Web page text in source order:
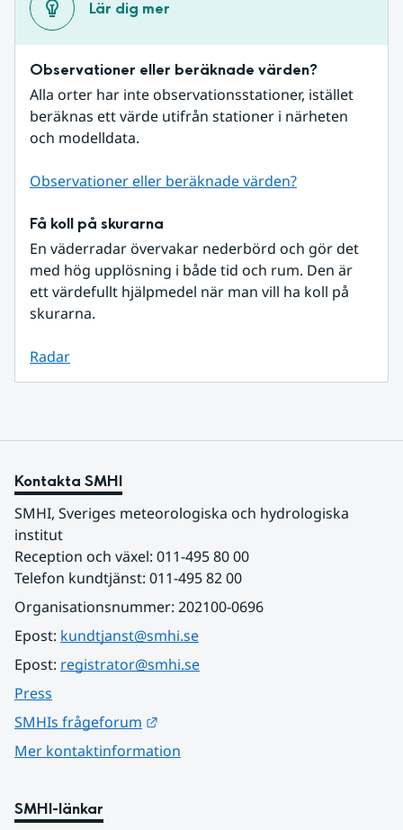
Lär dig mer
Observationer eller beräknade värden?
Alla orter har inte observationsstationer, istället
beräknas ett värde utifrån stationer i närheten
och modelldata.
Observationer eller beräknade värden?
Få koll på skurarna
En väderradar övervakar nederbörd och gör det
med hög upplösning i både tid och rum. Den är
ett värdefullt hjälpmedel när man vill ha koll på
skurarna.
Radar
Kontakta SMHI
SMHI, Sveriges meteorologiska och hydrologiska
institut
Reception och växel: 011-495 80 00
Telefon kundtjänst: 011-495 82 00
Organisationsnummer: 202100-0696
Epost: kundtjanst@smhi.se
Epost: registrator@smhi.se
Press
SMHIs frågeforum
Mer kontaktinformation
SMHI-länkar